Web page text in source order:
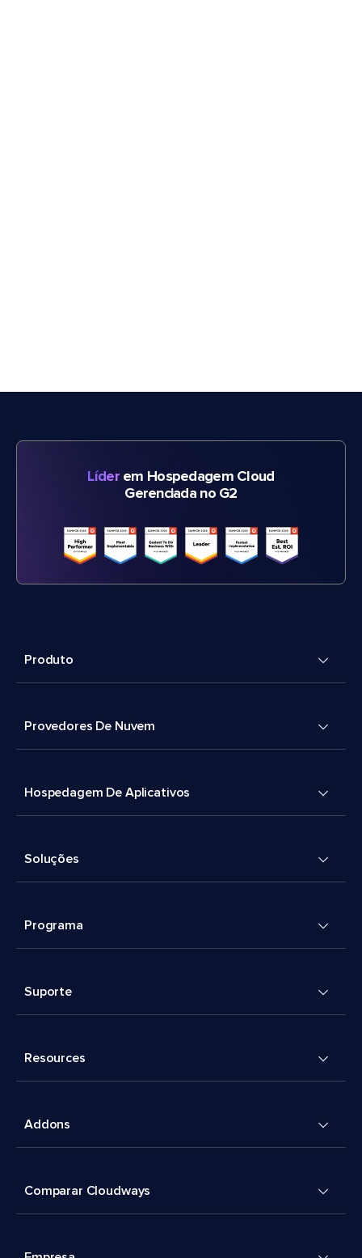
Líderem Hospedagem Cloud
Gerenciada no G2
Produto
Provedores De Nuvem
Hospedagem De Aplicativos
Soluções
Programa
Suporte
Resources
Addons
Comparar Cloudways